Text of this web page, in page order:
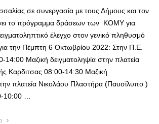
σε συνεργασία με τους Δήμους και τον
το πρόγραμμα δράσεων των ΚΟΜΥ για
έλεγχο στον γενικό πληθυσμό
την Πέμπτη 6 Οκτωβρίου 2022: Στην Π.Ε.
14:00 Μαζική δειγματοληψία στην πλατεία
Καρδιτσας 08:00-14:30 Μαζική
πλατεία Νικολάου Πλαστήρα (Παυσίλυπο )
10:00 …